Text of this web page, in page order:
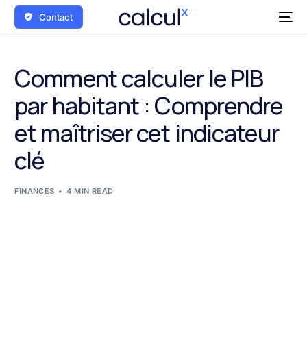
Contact
Comment calculer le PIB
par habitant : Comprendre
et maîtriser cet indicateur
clé
FINANCES 4 MIN READ